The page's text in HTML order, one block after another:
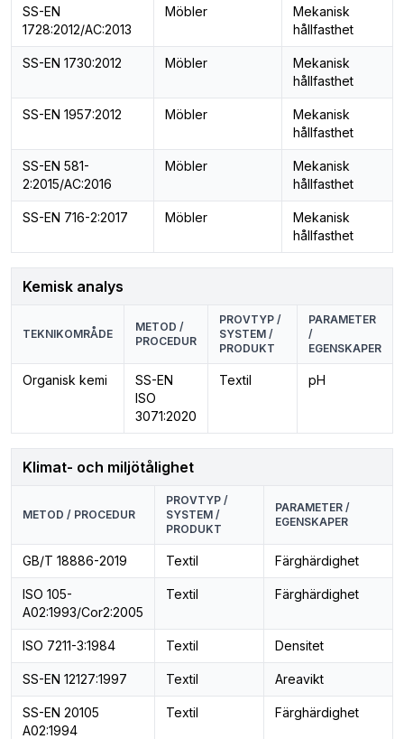
SS-EN
1728:2012/AC:2013
Möbler
Mekanisk
hållfasthet
SS-EN 1730:2012 Möbler
Mekanisk
hållfasthet
SS-EN 1957:2012 Möbler
Mekanisk
hållfasthet
SS-EN 581-
2:2015/AC:2016
Möbler
Mekanisk
hållfasthet
SS-EN 716-2:2017 Möbler
Mekanisk
hållfasthet
Kemisk analys
TEKNIKOMRÅDE
METOD /
PROCEDUR
PROVTYP /
SYSTEM /
PRODUKT
PARAMETER
/
EGENSKAPER
Organisk kemi
SS-EN
ISO
3071:2020
Textil pH
Klimat- och miljötålighet
METOD / PROCEDUR
PROVTYP /
SYSTEM /
PRODUKT
PARAMETER /
EGENSKAPER
GB/T 18886-2019 Textil Färghärdighet
ISO 105-
A02:1993/Cor2:2005
Textil Färghärdighet
ISO 7211-3:1984 Textil Densitet
SS-EN 12127:1997 Textil Areavikt
SS-EN 20105
A02:1994
Textil Färghärdighet